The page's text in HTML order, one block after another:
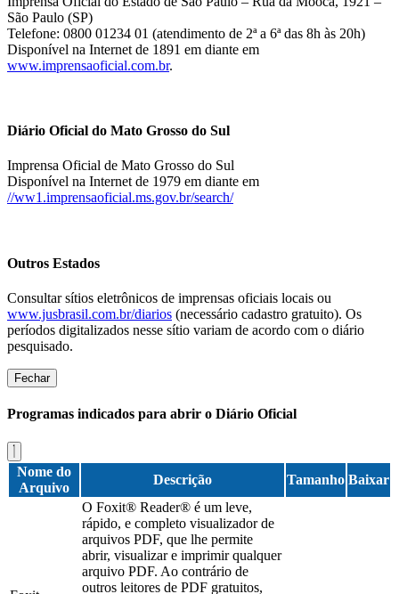
São Paulo (SP)
Telefone: 0800 01234 01 (atendimento de 2ª a 6ª das 8h às 20h)
Disponível na Internet de 1891 em diante em
www.imprensaoficial.com.br.
Diário Oficial do Mato Grosso do Sul
Imprensa Oficial de Mato Grosso do Sul
Disponível na Internet de 1979 em diante em
//ww1.imprensaoficial.ms.gov.br/search/
Outros Estados
Consultar sítios eletrônicos de imprensas oficiais locais ou
www.jusbrasil.com.br/diarios (necessário cadastro gratuito). Os
períodos digitalizados nesse sítio variam de acordo com o diário
pesquisado.
Fechar
Programas indicados para abrir o Diário Oficial
Nome do
Arquivo
Descrição Tamanho Baixar
O Foxit® Reader® é um leve,
rápido, e completo visualizador de
arquivos PDF, que lhe permite
abrir, visualizar e imprimir qualquer
arquivo PDF. Ao contrário de
outros leitores de PDF gratuitos,